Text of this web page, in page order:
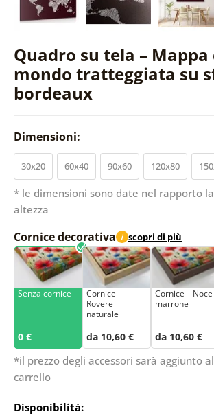
Quadro su tela – Mappa
mondo tratteggiata su
bordeaux
Dimensioni:
30x20 60x40 90x60 120x80
* le dimensioni sono date nel rapporto
altezza
Cornice decorativa i scopri di più
Senza cornice
0 €
Cornice –
Rovere
naturale
da 10,60 €
Cornice – Noce
marrone
da 10,60 €
*il prezzo degli accessori sarà aggiunto
carrello
Disponibilità: